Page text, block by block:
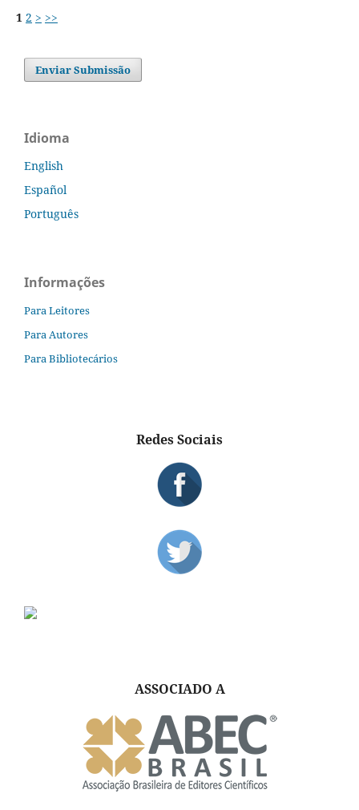
1 2 > >>
Enviar Submissão
Idioma
English
Español
Português
Informações
Para Leitores
Para Autores
Para Bibliotecários
Redes Sociais
ASSOCIADO A